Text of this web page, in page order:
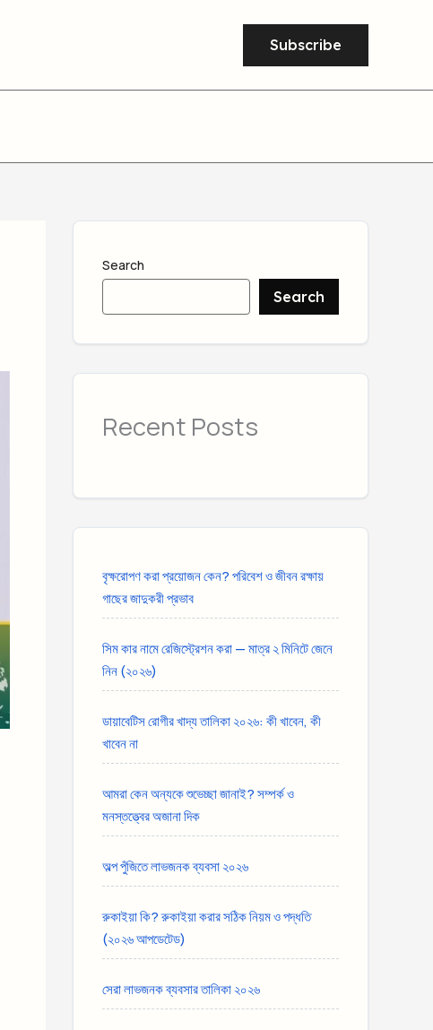
Subscribe
Search
Search
Recent Posts
বৃক্ষরোপণ করা প্রয়োজন কেন? পরিবেশ ও জীবন রক্ষায়
গাছের জাদুকরী প্রভাব
সিম কার নামে রেজিস্ট্রেশন করা — মাত্র ২ মিনিটে জেনে
নিন (২০২৬)
ডায়াবেটিস রোগীর খাদ্য তালিকা ২০২৬: কী খাবেন, কী
খাবেন না
আমরা কেন অন্যকে শুভেচ্ছা জানাই? সম্পর্ক ও
মনস্তত্ত্বের অজানা দিক
অল্প পুঁজিতে লাভজনক ব্যবসা ২০২৬
রুকাইয়া কি? রুকাইয়া করার সঠিক নিয়ম ও পদ্ধতি
(২০২৬ আপডেটেড)
সেরা লাভজনক ব্যবসার তালিকা ২০২৬